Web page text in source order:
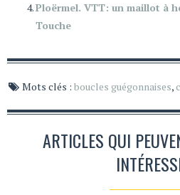
Ploërmel. VTT: un maillot à
Touche
Mots clés : boucles guégonnaises,
ARTICLES QUI